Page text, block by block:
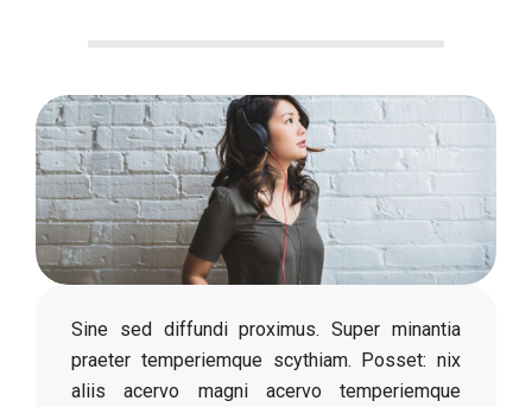
Sine sed diffundi proximus. Super minantia
praeter temperiemque scythiam. Posset: nix
aliis acervo magni acervo temperiemque